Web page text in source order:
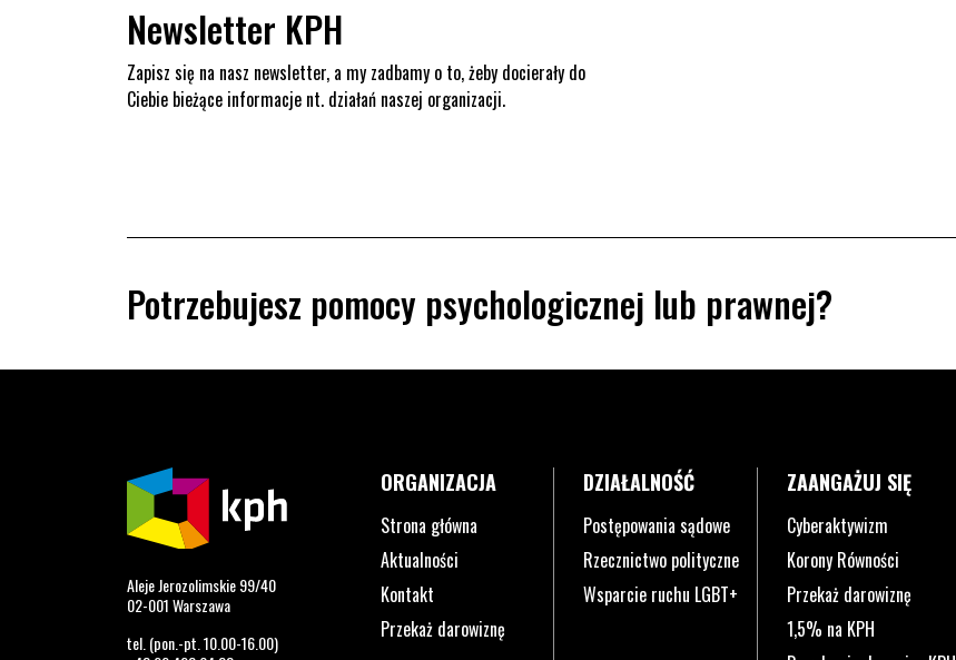
Newsletter KPH
Zapisz się na nasz newsletter, a my zadbamy o to, żeby docierały do
Ciebie bieżące informacje nt. działań naszej organizacji.
Potrzebujesz pomocy psychologicznej lub prawnej?
Aleje Jerozolimskie 99/40
02-001 Warszawa
tel. (pon.-pt. 10.00-16.00)
ORGANIZACJA
Strona główna
Aktualności
Kontakt
Przekaż darowiznę
DZIAŁALNOŚĆ
Postępowania sądowe
Rzecznictwo polityczne
Wsparcie ruchu LGBT+
ZAANGAŻUJ SIĘ
Cyberaktywizm
Korony Równości
Przekaż darowiznę
1,5% na KPH